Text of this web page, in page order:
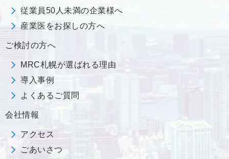
従業員50人未満の企業様へ
産業医をお探しの方へ
ご検討の方へ
MRC札幌が選ばれる理由
導入事例
よくあるご質問
会社情報
アクセス
ごあいさつ